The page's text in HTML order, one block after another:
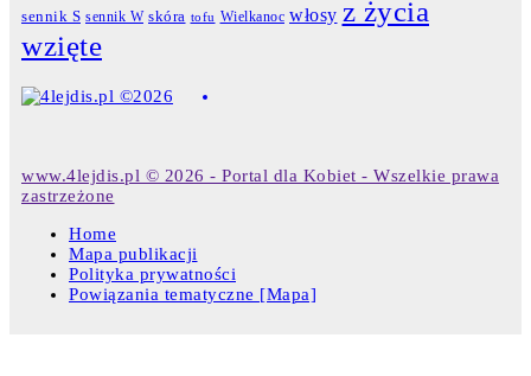
sennik S sennik W skóra tofu Wielkanoc włosy z życia
wzięte
www.4lejdis.pl © 2026 - Portal dla Kobiet - Wszelkie prawa
zastrzeżone
Home
Mapa publikacji
Polityka prywatności
Powiązania tematyczne [Mapa]